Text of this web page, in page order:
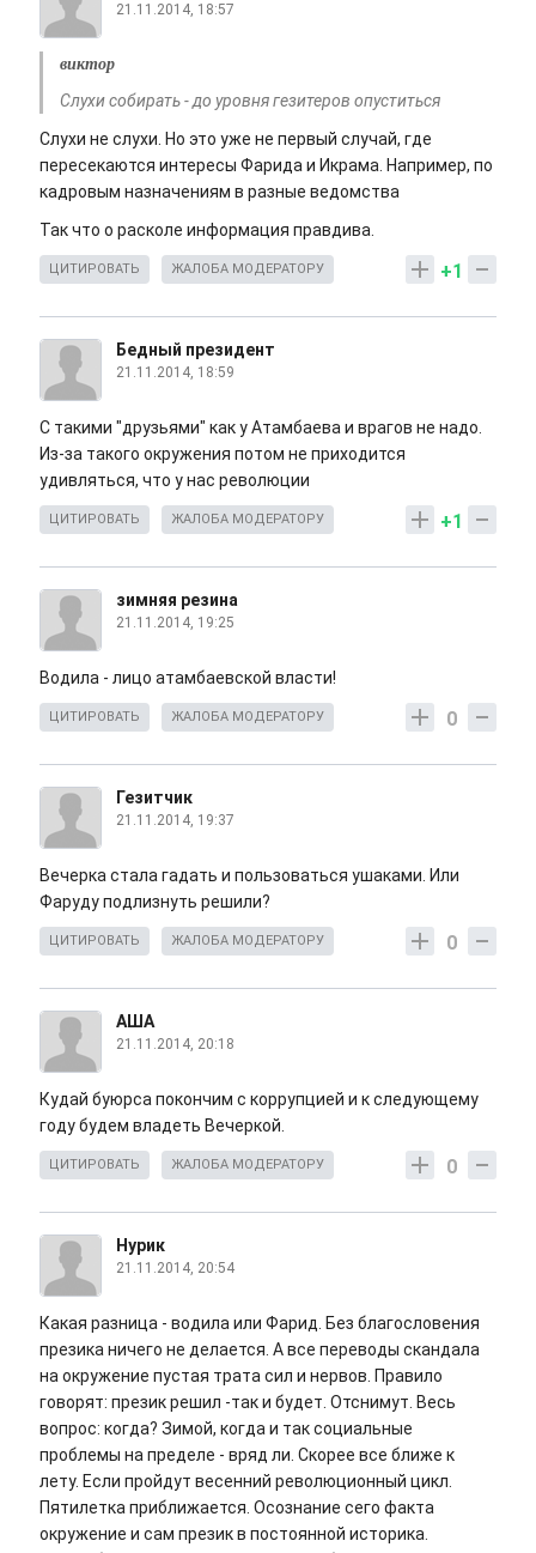
21.11.2014, 18:57
виктор
Слухи собирать - до уровня гезитеров опуститься
Слухи не слухи. Но это уже не первый случай, где
пересекаются интересы Фарида и Икрама. Например, по
кадровым назначениям в разные ведомства
Так что о расколе информация правдива.
+1
ЦИТИРОВАТЬ ЖАЛОБА МОДЕРАТОРУ
Бедный президент
21.11.2014, 18:59
С такими "друзьями" как у Атамбаева и врагов не надо.
Из-за такого окружения потом не приходится
удивляться, что у нас революции
+1
ЦИТИРОВАТЬ ЖАЛОБА МОДЕРАТОРУ
зимняя резина
21.11.2014, 19:25
Водила - лицо атамбаевской власти!
0
ЦИТИРОВАТЬ ЖАЛОБА МОДЕРАТОРУ
Гезитчик
21.11.2014, 19:37
Вечерка стала гадать и пользоваться ушаками. Или
Фаруду подлизнуть решили?
0
ЦИТИРОВАТЬ ЖАЛОБА МОДЕРАТОРУ
АША
21.11.2014, 20:18
Кудай буюрса покончим с коррупцией и к следующему
году будем владеть Вечеркой.
0
ЦИТИРОВАТЬ ЖАЛОБА МОДЕРАТОРУ
Нурик
21.11.2014, 20:54
Какая разница - водила или Фарид. Без благословения
презика ничего не делается. А все переводы скандала
на окружение пустая трата сил и нервов. Правило
говорят: презик решил -так и будет. Отснимут. Весь
вопрос: когда? Зимой, когда и так социальные
проблемы на пределе - вряд ли. Скорее все ближе к
лету. Если пройдут весенний революционный цикл.
Пятилетка приближается. Осознание сего факта
окружение и сам презик в постоянной историка.